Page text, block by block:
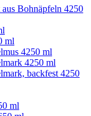
Bohnäpfeln 4250
ml
4250 ml
4250 ml
backfest 4250
ml